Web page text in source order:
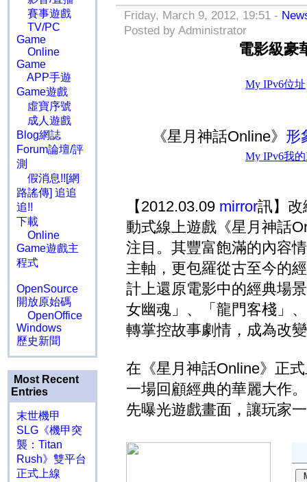
賽事遊戲
TV/PC
Game
Online
Game
APP手遊
Game遊戲
虛寶序號
成人遊戲
Blog網誌
Forum論壇/評
測
假消息!![網
路謠傳] 追追
追!!
下載
Online
Game遊戲主
程式
OpenSource
開放原始碼
OpenOffice
Windows
歷史新聞
Most Recent
Entries
末世機甲
SLG《機甲突
襲：Titan
Rush》雙平台
正式上線
Friday, March 9, 2012, 19:51 -
Posted by Administrator
電影級豪
《星月神話Online》 形
【2012.03.09 mirror訊】改
動式線上遊戲《星月神話
注目。其豐富飽滿的內容
主軸，更包羅從古至今的
計上還原電影中的經典場
女幽魂」、「龍門客棧」
轉掌控故事劇情，成為改
在《星月神話Online》正
一場回顧經典的華麗大作
先曝光遊戲畫面，讓玩家